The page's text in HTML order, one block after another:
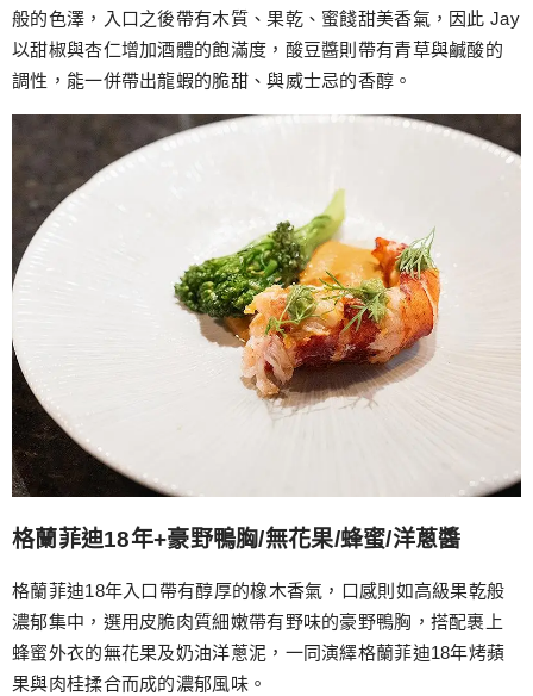
般的色澤，入口之後帶有木質、果乾、蜜餞甜美香氣，因此 Jay
以甜椒與杏仁增加酒體的飽滿度，酸豆醬則帶有青草與鹹酸的
調性，能一併帶出龍蝦的脆甜、與威士忌的香醇。
格蘭菲迪18年+豪野鴨胸/無花果/蜂蜜/洋蔥醬
格蘭菲迪18年入口帶有醇厚的橡木香氣，口感則如高級果乾般
濃郁集中，選用皮脆肉質細嫩帶有野味的豪野鴨胸，搭配裹上
蜂蜜外衣的無花果及奶油洋蔥泥，一同演繹格蘭菲迪18年烤蘋
果與肉桂揉合而成的濃郁風味。